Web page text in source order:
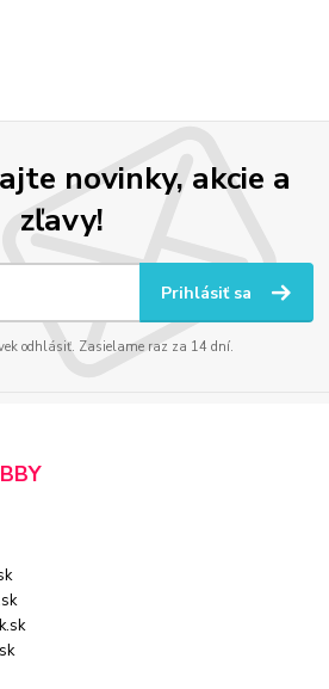
novinky, akcie a
zľavy!
Prihlásiť sa
odhlásiť. Zasielame raz za 14 dní.